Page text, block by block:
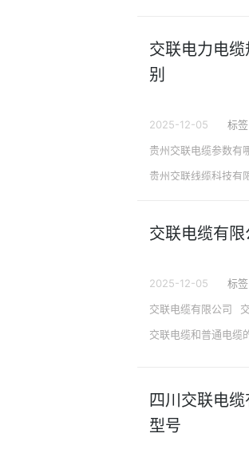
交联电力电
别
2025-12-05 标签
贵州交联电缆参数有
贵州交联线缆科技有
交联电缆与普通电缆
交联电缆有
2025-12-05 标签
交联电缆有限公司
交联电缆和普通电缆
四川交联电
型号